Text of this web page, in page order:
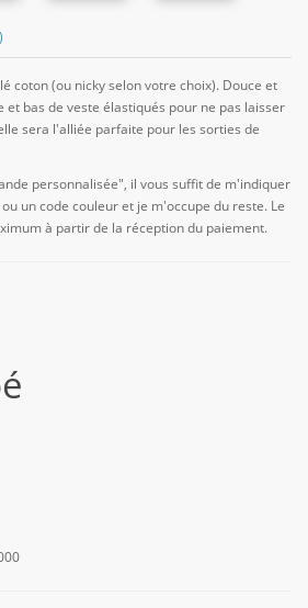
coton (ou nicky selon votre choix). Douce et
et bas de veste élastiqués pour ne pas laisser
sera l'alliée parfaite pour les sorties de
personnalisée", il vous suffit de m'indiquer
un code couleur et je m'occupe du reste. Le
à partir de la réception du paiement.